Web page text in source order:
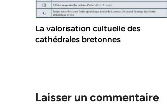
La valorisation cultuelle des
cathédrales bretonnes
Laisser un commentaire